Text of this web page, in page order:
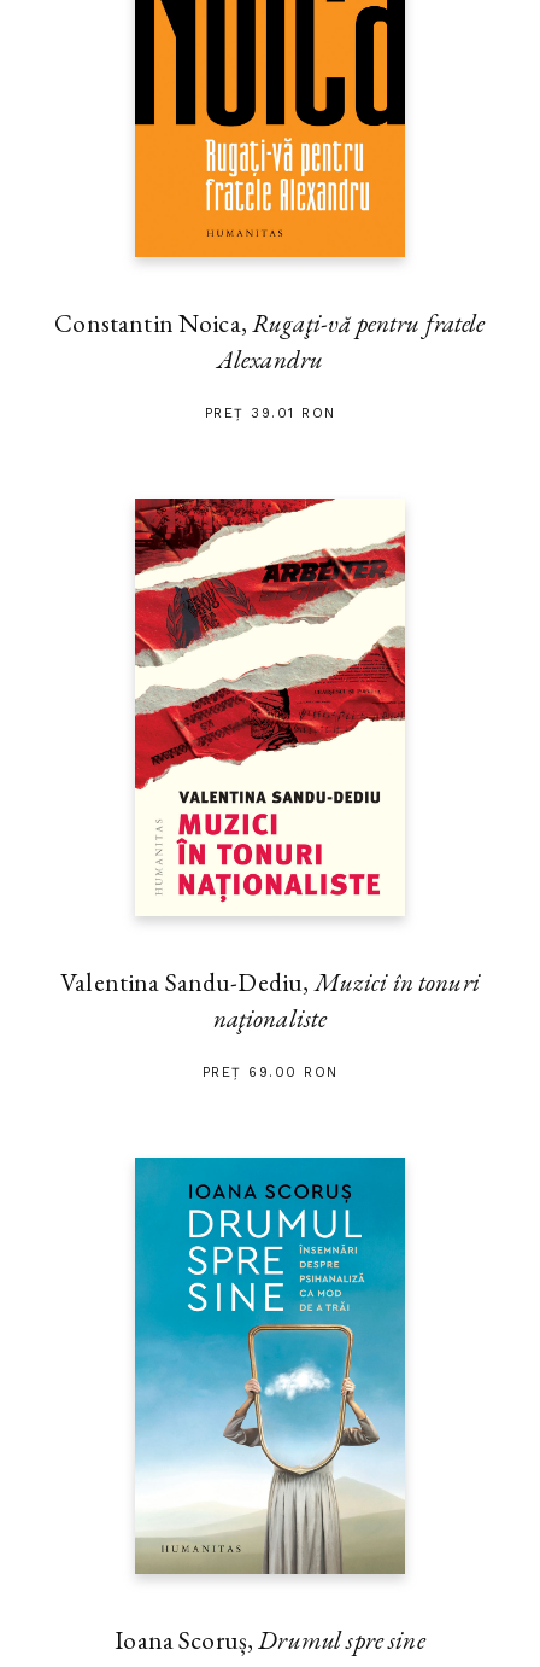
Constantin Noica,Rugaţi-vă pentru fratele
Alexandru
PREȚ 39.01 RON
Valentina Sandu-Dediu,Muzici în tonuri
naţionaliste
PREȚ 69.00 RON
Ioana Scoruș,Drumul spre sine